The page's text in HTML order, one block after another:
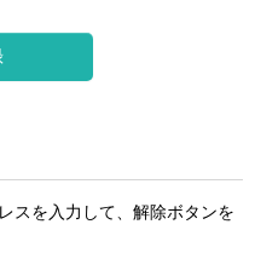
スを入力して、解除ボタンを